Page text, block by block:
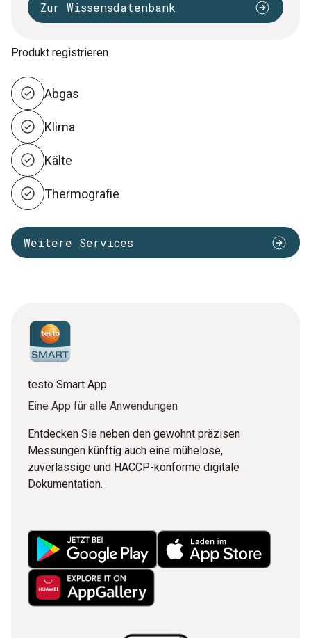
Zur Wissensdatenbank
Produkt registrieren
Abgas
Klima
Kälte
Thermografie
Weitere Services
testo Smart App
Eine App für alle Anwendungen
Entdecken Sie neben den gewohnt präzisen
Messungen künftig auch eine mühelose,
zuverlässige und HACCP-konforme digitale
Dokumentation.